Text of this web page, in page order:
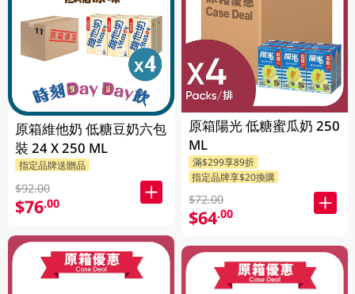
原箱維他奶 低糖豆奶六包
裝 24 X 250 ML
指定品牌送贈品
$92.00
$76.00
原箱陽光 低糖蜜瓜奶 250
ML
滿$299享89折
指定品牌享$20換購
$72.00
$64.00